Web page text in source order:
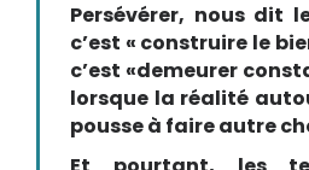
Persévérer, nous dit
c’est « construire le
c’est «demeurer
lorsque la réalité
pousse à faire autre